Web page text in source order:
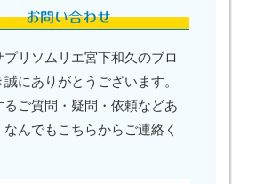
お問い合わせ
プリソムリエ宮下和久のブロ
にありがとうございます。
ご質問・疑問・依頼などあ
なんでもこちらからご連絡く